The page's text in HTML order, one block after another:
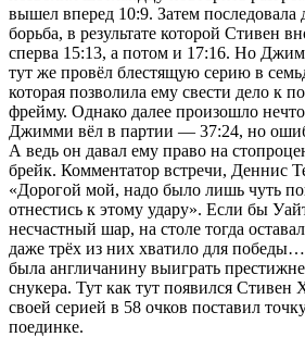
вышел вперед 10:9. Затем последовала
борьба, в результате которой Стивен
сперва 15:13, а потом и 17:16. Но
тут же провёл блестящую серию в
которая позволила ему свести дело к
фрейму. Однако далее произошло
Джимми вёл в партии — 37:24, но
А ведь он давал ему право на
брейк. Комментатор встречи, Деннис
«Дорогой мой, надо было лишь чуть
отнестись к этому удару». Если бы
несчастный шар, на столе тогда
даже трёх из них хватило для
была англичанину выиграть
снукера. Тут как тут появился
своей серией в 58 очков поставил
поединке.